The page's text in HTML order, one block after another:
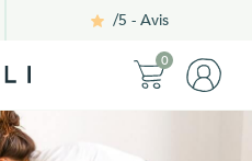
/5 - Avis
0